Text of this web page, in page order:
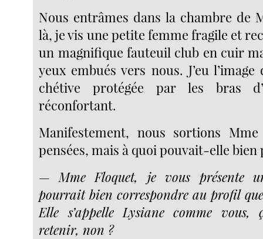
Nous entrâmes dans la chambre de
là, je vis une petite femme fragile et
un magnifique fauteuil club en cuir
yeux embués vers nous. J’eu
chétive protégée par les bras
réconfortant.
Manifestement, nous sortions
pensées, mais à quoi pouvait-elle bien
— Mme Floquet, je vous présente
pourrait bien correspondre au profil
Elle s’appelle Lysiane comme
retenir, non ?